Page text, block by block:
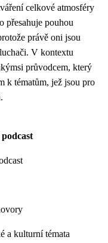
celkové atmosféry
přesahuje pouhou
právě oni jsou
V kontextu
průvodcem, který
k tématům, jež jsou pro
a kulturní témata